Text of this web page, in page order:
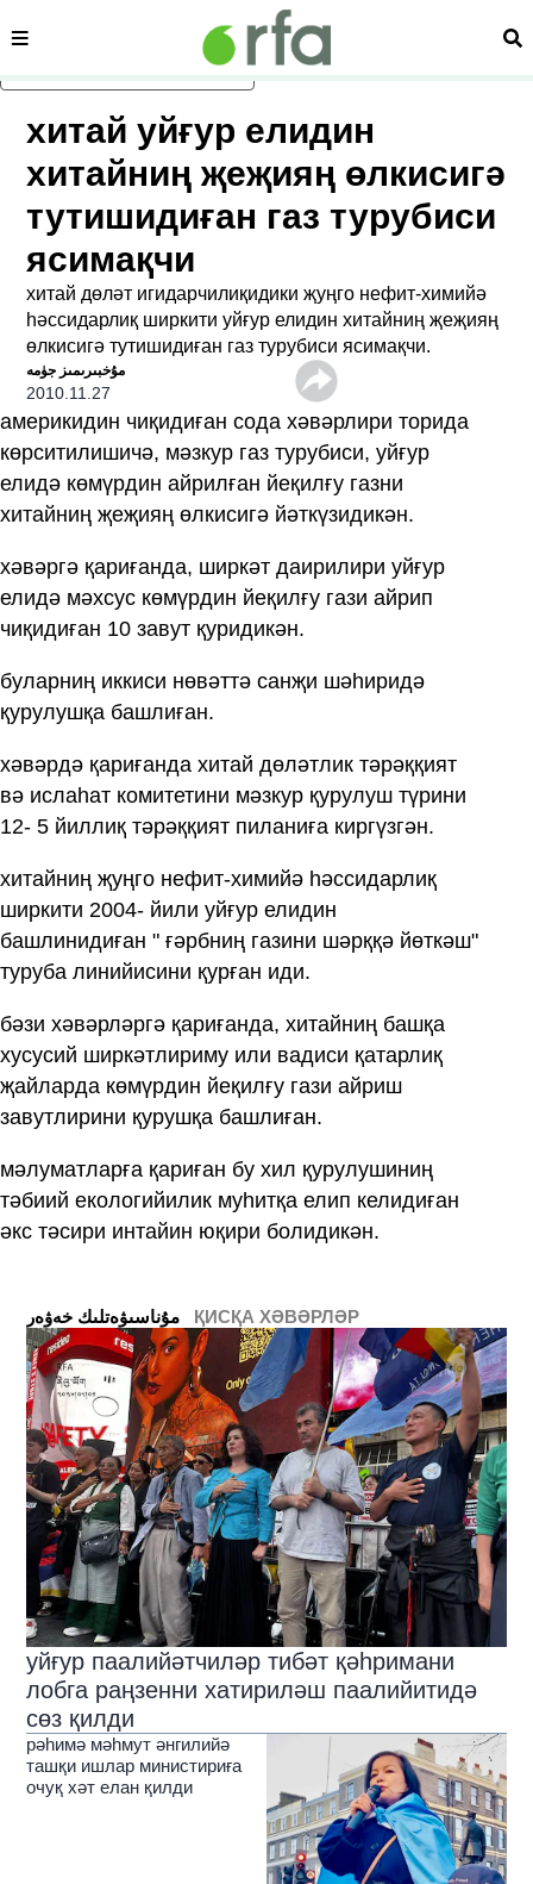
асаслиқ мәзмунға атлаң
сәһипә
хитай уйғур елидин
хитайниң җеҗияң өлкисигә
тутишидиған газ турубиси
ясимақчи
хитай дөләт игидарчилиқидики җуңго нефит-химийә
һәссидарлиқ ширкити уйғур елидин хитайниң җеҗияң
өлкисигә тутишидиған газ турубиси ясимақчи.
ﻣﯘﺧﺒﯩﺮﯨﻤﯩﺰ ﺟﯜﻣﻪ
2010.11.27
америкидин чиқидиған сода хәвәрлири торида
көрситилишичә, мәзкур газ турубиси, уйғур
елидә көмүрдин айрилған йеқилғу газни
хитайниң җеҗияң өлкисигә йәткүзидикән.
хәвәргә қариғанда, ширкәт даирилири уйғур
елидә мәхсус көмүрдин йеқилғу гази айрип
чиқидиған 10 завут қуридикән.
буларниң иккиси нөвәттә санҗи шәһиридә
қурулушқа башлиған.
хәвәрдә қариғанда хитай дөләтлик тәрәққият
вә ислаһат комитетини мәзкур қурулуш түрини
12- 5 йиллиқ тәрәққият пиланиға киргүзгән.
хитайниң җуңго нефит-химийә һәссидарлиқ
ширкити 2004- йили уйғур елидин
башлинидиған " ғәрбниң газини шәрққә йөткәш"
туруба линийисини қурған иди.
бәзи хәвәрләргә қариғанда, хитайниң башқа
хусусий ширкәтлириму или вадиси қатарлиқ
җайларда көмүрдин йеқилғу гази айриш
завутлирини қурушқа башлиған.
мәлуматларға қариған бу хил қурулушиниң
тәбиий екологийилик муһитқа елип келидиған
әкс тәсири интайин юқири болидикән.
ҚИСҚА ХӘВӘРЛӘР
уйғур паалийәтчиләр тибәт қәһримани
лобга раңзенни хатириләш паалийитидә
сөз қилди
рәһимә мәһмут әнгилийә
ташқи ишлар министириға
очуқ хәт елан қилди